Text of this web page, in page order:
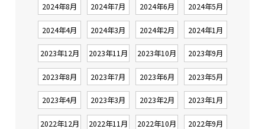
2024年8月 2024年7月 2024年6月 2024年5月
2024年4月 2024年3月 2024年2月 2024年1月
2023年12月 2023年11月 2023年10月 2023年9月
2023年8月 2023年7月 2023年6月 2023年5月
2023年4月 2023年3月 2023年2月 2023年1月
2022年12月 2022年11月 2022年10月 2022年9月